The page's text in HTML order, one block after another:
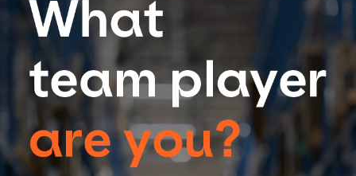
회사
뉴스룸
경력
대리점 찾기